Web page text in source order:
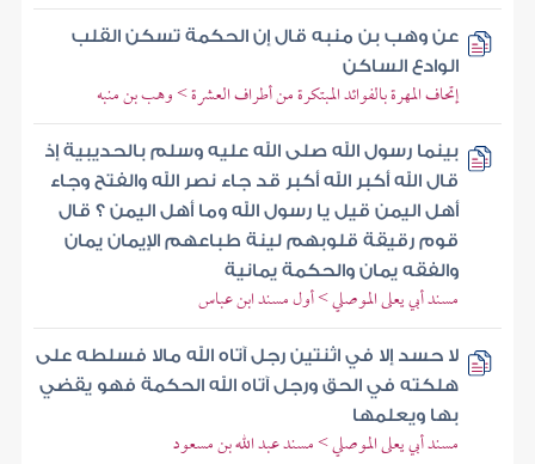
عن وهب بن منبه قال إن الحكمة تسكن القلب
الوادع الساكن
إتحاف المهرة بالفوائد المبتكرة من أطراف العشرة > وهب بن منبه
بينما رسول الله صلى الله عليه وسلم بالحديبية إذ
قال الله أكبر الله أكبر قد جاء نصر الله والفتح وجاء
أهل اليمن قيل يا رسول الله وما أهل اليمن ؟ قال
قوم رقيقة قلوبهم لينة طباعهم الإيمان يمان
والفقه يمان والحكمة يمانية
مسند أبي يعلى الموصلي > أول مسند ابن عباس
لا حسد إلا في اثنتين رجل آتاه الله مالا فسلطه على
هلكته في الحق ورجل آتاه الله الحكمة فهو يقضي
بها ويعلمها
مسند أبي يعلى الموصلي > مسند عبد الله بن مسعود